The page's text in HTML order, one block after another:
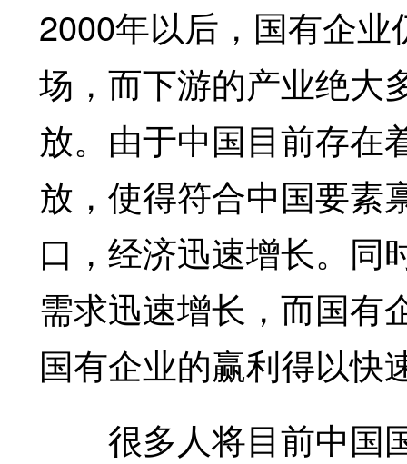
2000年以后，国有企
场，而下游的产业绝大
放。由于中国目前存在
放，使得符合中国要素
口，经济迅速增长。同
需求迅速增长，而国有
国有企业的赢利得以快
很多人将目前中国